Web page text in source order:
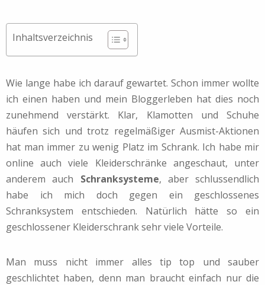
Inhaltsverzeichnis
Wie lange habe ich darauf gewartet. Schon immer wollte
ich einen haben und mein Bloggerleben hat dies noch
zunehmend verstärkt. Klar, Klamotten und Schuhe
häufen sich und trotz regelmäßiger Ausmist-Aktionen
hat man immer zu wenig Platz im Schrank. Ich habe mir
online auch viele Kleiderschränke angeschaut, unter
anderem auch Schranksysteme, aber schlussendlich
habe ich mich doch gegen ein geschlossenes
Schranksystem entschieden. Natürlich hätte so ein
geschlossener Kleiderschrank sehr viele Vorteile.
Man muss nicht immer alles tip top und sauber
geschlichtet haben, denn man braucht einfach nur die